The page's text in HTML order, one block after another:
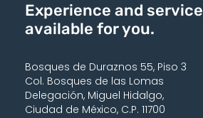
Experience and service
available for you.
Bosques de Duraznos 55, Piso 3
Col. Bosques de las Lomas
Delegación, Miguel Hidalgo,
Ciudad de México, C.P. 11700